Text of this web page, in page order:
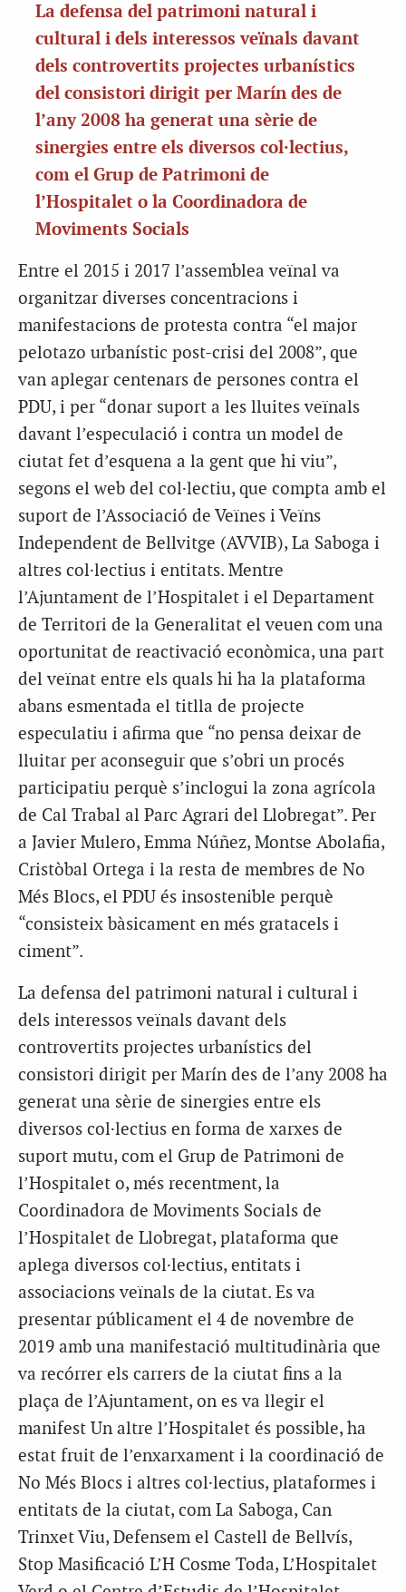
La defensa del patrimoni natural i
cultural i dels interessos veïnals davant
dels controvertits projectes urbanístics
del consistori dirigit per Marín des de
l’any 2008 ha generat una sèrie de
sinergies entre els diversos col·lectius,
com el Grup de Patrimoni de
l’Hospitalet o la Coordinadora de
Moviments Socials
Entre el 2015 i 2017 l’assemblea veïnal va
organitzar diverses concentracions i
manifestacions de protesta contra “el major
pelotazo urbanístic post-crisi del 2008”, que
van aplegar centenars de persones contra el
PDU, i per “donar suport a les lluites veïnals
davant l’especulació i contra un model de
ciutat fet d’esquena a la gent que hi viu”,
segons el web del col·lectiu, que compta amb el
suport de l’Associació de Veïnes i Veïns
Independent de Bellvitge (AVVIB), La Saboga i
altres col·lectius i entitats. Mentre
l’Ajuntament de l’Hospitalet i el Departament
de Territori de la Generalitat el veuen com una
oportunitat de reactivació econòmica, una part
del veïnat entre els quals hi ha la plataforma
abans esmentada el titlla de projecte
especulatiu i afirma que “no pensa deixar de
lluitar per aconseguir que s’obri un procés
participatiu perquè s’inclogui la zona agrícola
de Cal Trabal al Parc Agrari del Llobregat”. Per
a Javier Mulero, Emma Núñez, Montse Abolafia,
Cristòbal Ortega i la resta de membres de No
Més Blocs, el PDU és insostenible perquè
“consisteix bàsicament en més gratacels i
ciment”.
La defensa del patrimoni natural i cultural i
dels interessos veïnals davant dels
controvertits projectes urbanístics del
consistori dirigit per Marín des de l’any 2008 ha
generat una sèrie de sinergies entre els
diversos col·lectius en forma de xarxes de
suport mutu, com el Grup de Patrimoni de
l’Hospitalet o, més recentment, la
Coordinadora de Moviments Socials de
l’Hospitalet de Llobregat, plataforma que
aplega diversos col·lectius, entitats i
associacions veïnals de la ciutat. Es va
presentar públicament el 4 de novembre de
2019 amb una manifestació multitudinària que
va recórrer els carrers de la ciutat fins a la
plaça de l’Ajuntament, on es va llegir el
manifest Un altre l’Hospitalet és possible, ha
estat fruit de l’enxarxament i la coordinació de
No Més Blocs i altres col·lectius, plataformes i
entitats de la ciutat, com La Saboga, Can
Trinxet Viu, Defensem el Castell de Bellvís,
Stop Masificació L’H Cosme Toda, L’Hospitalet